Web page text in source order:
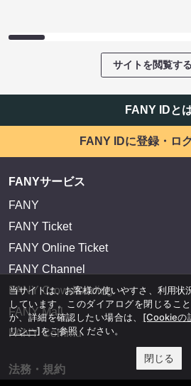
サイトを閲覧する
FANY IDと
FANY IDに登録・ロ
FANYサービス
FANY
FANY Ticket
FANY Online Ticket
FANY Channel
FANY Crowdfunding
FANY Mall
FANY Commu
法務・規約
当サイトは、お客様の使いやすさ、利用状
しています。このダイアログを閉じるこ
か、詳細を確認したい場合は、 [Cookieの
リシー]をご参照ください。
閉じる